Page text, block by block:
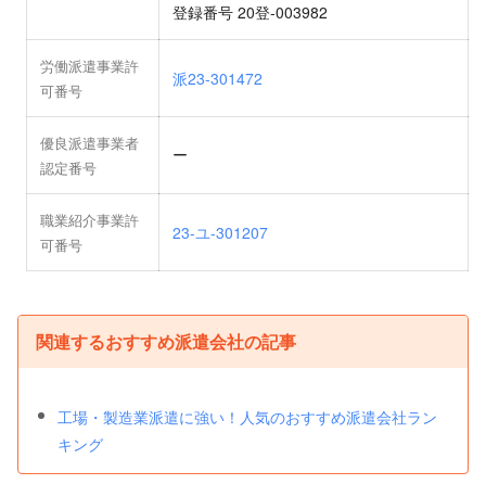
登録番号 20登-003982
労働派遣事業許
可番号
派23-301472
優良派遣事業者
認定番号
ー
職業紹介事業許
可番号
23-ユ-301207
関連するおすすめ派遣会社の記事
工場・製造業派遣に強い！人気のおすすめ派遣会社ラン
キング